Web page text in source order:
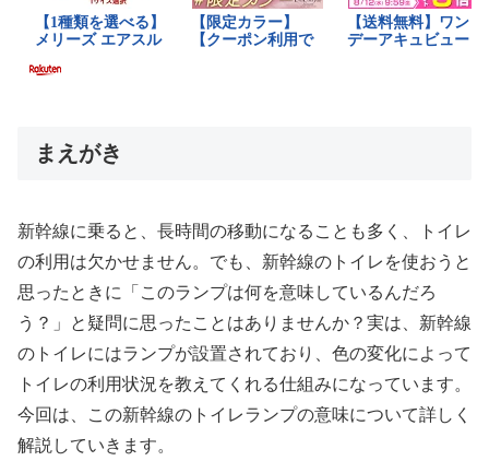
まえがき
新幹線に乗ると、長時間の移動になることも多く、トイレ
の利用は欠かせません。でも、新幹線のトイレを使おうと
思ったときに「このランプは何を意味しているんだろ
う？」と疑問に思ったことはありませんか？実は、新幹線
のトイレにはランプが設置されており、色の変化によって
トイレの利用状況を教えてくれる仕組みになっています。
今回は、この新幹線のトイレランプの意味について詳しく
解説していきます。